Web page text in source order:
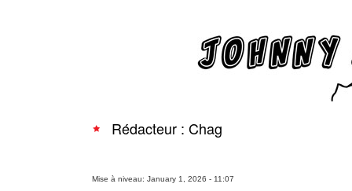
Rédacteur : Chag
Mise à niveau: January 1, 2026 - 11:07